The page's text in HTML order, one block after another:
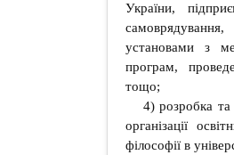
України,
установами з
програм,
тощо;
4) розробка
організації
філософії в